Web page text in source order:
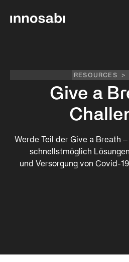
RESOURCES >
Give a
Werde Teil der Give a Breath
schnellstmöglich
und Versorgung von Covid-